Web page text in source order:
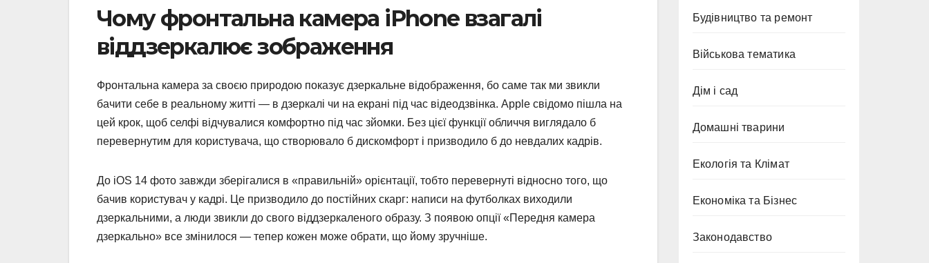
Чому фронтальна камера iPhone взагалі
віддзеркалює зображення
Фронтальна камера за своєю природою показує дзеркальне відображення, бо саме так ми звикли
бачити себе в реальному житті — в дзеркалі чи на екрані під час відеодзвінка. Apple свідомо пішла на
цей крок, щоб селфі відчувалися комфортно під час зйомки. Без цієї функції обличчя виглядало б
перевернутим для користувача, що створювало б дискомфорт і призводило б до невдалих кадрів.
До iOS 14 фото завжди зберігалися в «правильній» орієнтації, тобто перевернуті відносно того, що
бачив користувач у кадрі. Це призводило до постійних скарг: написи на футболках виходили
дзеркальними, а люди звикли до свого віддзеркаленого образу. З появою опції «Передня камера
дзеркально» все змінилося — тепер кожен може обрати, що йому зручніше.
Будівництво та ремонт
Військова тематика
Дім і сад
Домашні тварини
Екологія та Клімат
Економіка та Бізнес
Законодавство